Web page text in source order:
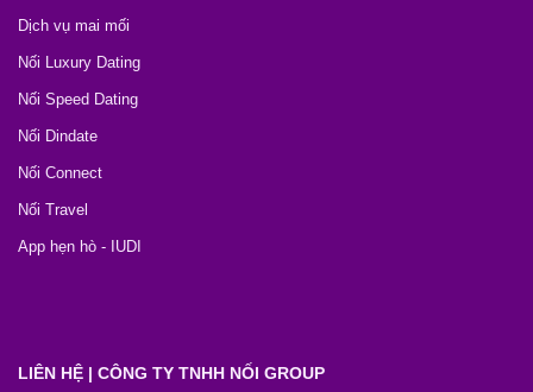
Dịch vụ mai mối
Nối Luxury Dating
Nối Speed Dating
Nối Dindate
Nối Connect
Nối Travel
App hẹn hò - IUDI
LIÊN HỆ | CÔNG TY TNHH NỐI GROUP